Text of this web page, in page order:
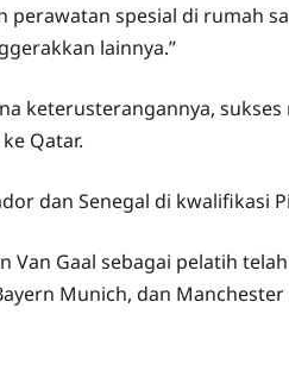
spesial di rumah
lainnya.”
keterusterangannya,
Qatar.
dan Senegal di kwalifikasi
Gaal sebagai pelatih
Munich, dan